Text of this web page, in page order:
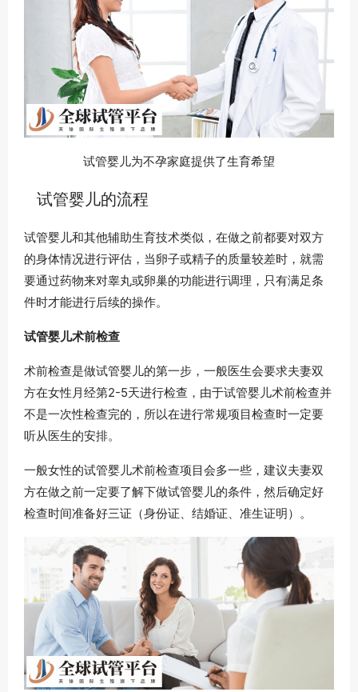
试管婴儿为不孕家庭提供了生育希望
试管婴儿的流程
试管婴儿和其他辅助生育技术类似，在做之前都要对双方
的身体情况进行评估，当卵子或精子的质量较差时，就需
要通过药物来对睾丸或卵巢的功能进行调理，只有满足条
件时才能进行后续的操作。
试管婴儿术前检查
术前检查是做试管婴儿的第一步，一般医生会要求夫妻双
方在女性月经第2-5天进行检查，由于试管婴儿术前检查并
不是一次性检查完的，所以在进行常规项目检查时一定要
听从医生的安排。
一般女性的试管婴儿术前检查项目会多一些，建议夫妻双
方在做之前一定要了解下做试管婴儿的条件，然后确定好
检查时间准备好三证（身份证、结婚证、准生证明）。